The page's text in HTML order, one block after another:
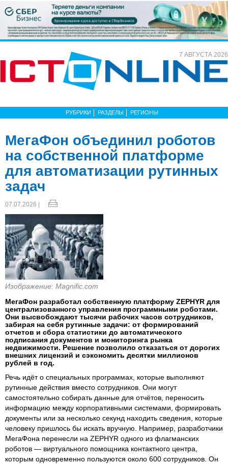
7 АВГУСТА 2026
РУБРИКИ РАЗДЕЛЫ РЕГИОНЫ
МегаФон объединил роботов
на собственной платформе
для автоматизации рутинных
задач
07.07.2026 |
Изображение: Magnific.com
МегаФон разработал собственную платформу ZEPHYR для
централизованного управления программными роботами.
Они высвобождают тысячи рабочих часов сотрудников,
забирая на себя рутинные задачи: от формирований
отчетов и сбора статистики до автоматического
подписания документов и мониторинга рынка
недвижимости. Решение позволило отказаться от дорогих
внешних лицензий и сэкономить десятки миллионов
рублей в год.
Речь идёт о специальных программах, которые выполняют
рутинные действия вместо сотрудников. Они могут
самостоятельно собирать данные для отчётов, переносить
информацию между корпоративными системами, формировать
документы или за несколько секунд находить сведения, которые
человеку пришлось бы искать вручную. Например, разработчики
МегаФона перенесли на ZEPHYR одного из флагманских
роботов — виртуального помощника контактного центра,
которым одновременно пользуются около 600 сотрудников. Он